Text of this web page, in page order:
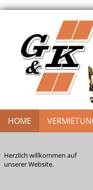
HOME
Herzlich willkommen auf
unserer Website.